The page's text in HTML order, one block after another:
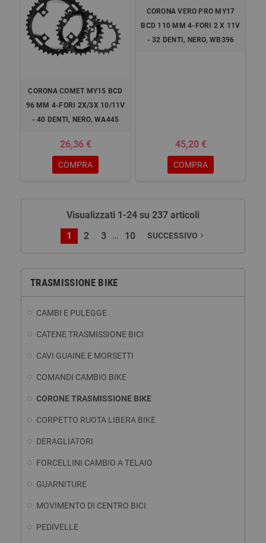
TRASMISSIONE BIKE
CAMBI E PULEGGE
CATENE TRASMISSIONE BICI
CAVI GUAINE E MORSETTI
COMANDI CAMBIO BIKE
CORONE TRASMISSIONE BIKE
CORPETTO RUOTA LIBERA BIKE
DERAGLIATORI
FORCELLINI CAMBIO A TELAIO
GUARNITURE
MOVIMENTO DI CENTRO BICI
PEDIVELLE
CORONA COMET MY15 BCD
96 MM 4-FORI 2X/3X 10/11V
- 40 DENTI, NERO, WA445
26,36 €
COMPRA
CORONA VERO PRO MY17
BCD 110 MM 4-FORI 2 X 11V
- 32 DENTI, NERO, WB396
45,20 €
COMPRA
Visualizzati 1-24 su 237 articoli
1
2 3 … 10 SUCCESSIVO navigate_next